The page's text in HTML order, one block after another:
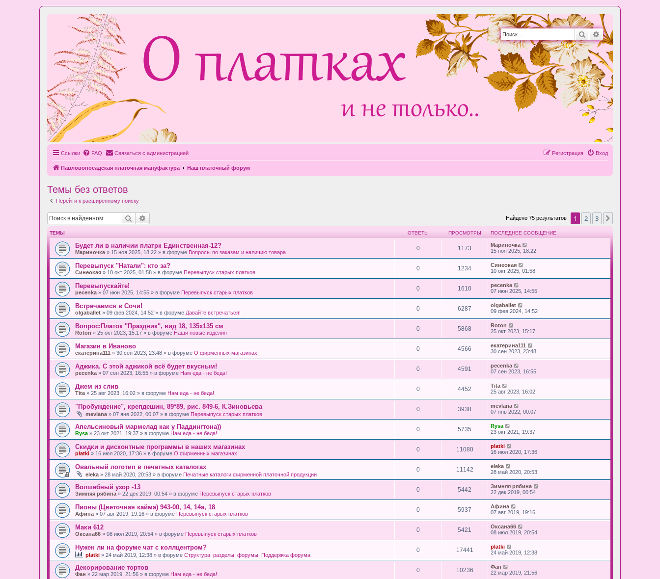
ПоискРасширенный
Ссылки FAQ Связаться с администрацией Вход
Регистрация
Павловопосадская платочная мануфактура Наш платочный форум
Темы без ответов
Перейти к расширенному поиску
Поиск Найдено 75 результатов 1 2 3
ТЕМЫ ОТВЕТЫ ПРОСМОТРЫ ПОСЛЕДНЕЕ СООБЩЕНИЕ
Будет ли в наличии платрк Единственная-12?
Мариночка » 15 ноя 2025, 18:22 » в форуме Вопросы по заказам и наличию товара
0 1173
Мариночка
15 ноя 2025, 18:22
Перевыпуск "Натали": кто за?
Синеокая » 10 окт 2025, 01:58 » в форуме Перевыпуск старых платков
0 1234
Синеокая
10 окт 2025, 01:58
Перевыпускайте!
pecenka » 07 июн 2025, 14:55 » в форуме Перевыпуск старых платков
0 1610
pecenka
07 июн 2025, 14:55
Встречаемся в Сочи!
olgaballet » 09 фев 2024, 14:52 » в форуме Давайте встречаться!
0 6287
olgaballet
09 фев 2024, 14:52
Вопрос:Платок "Праздник", вид 18, 135х135 см
Roton » 25 окт 2023, 15:17 » в форуме Наши новые изделия
0 5868
Roton
25 окт 2023, 15:17
Магазин в Иваново
екатерина111 » 30 сен 2023, 23:48 » в форуме О фирменных магазинах
0 4566
екатерина111
30 сен 2023, 23:48
Аджика. С этой аджикой всё будет вкусным!
pecenka » 07 сен 2023, 16:55 » в форуме Нам еда - не беда!
0 4591
pecenka
07 сен 2023, 16:55
Джем из слив
Tita » 25 авг 2023, 16:02 » в форуме Нам еда - не беда!
0 4452
Tita
25 авг 2023, 16:02
"Пробуждение", крепдешин, 89*89, рис. 849-6, К.Зиновьева
mevlana » 07 янв 2022, 00:07 » в форуме Перевыпуск старых платков
0 3938
mevlana
07 янв 2022, 00:07
Апельсиновый мармелад как у Паддингтона))
Rysa » 23 окт 2021, 19:37 » в форуме Нам еда - не беда!
0 5735
Rysa
23 окт 2021, 19:37
Скидки и дисконтные программы в наших магазинах
platki » 16 июл 2020, 17:36 » в форуме О фирменных магазинах
0 11080
platki
16 июл 2020, 17:36
Овальный логотип в печатных каталогах
eleka » 28 май 2020, 20:53 » в форуме Печатные каталоги фирменной платочной продукции
0 11142
eleka
28 май 2020, 20:53
Волшебный узор -13
Зимняя рябина » 22 дек 2019, 00:54 » в форуме Перевыпуск старых платков
0 5442
Зимняя рябина
22 дек 2019, 00:54
Пионы (Цветочная кайма) 943-00, 14, 14а, 18
Афина » 07 авг 2019, 19:16 » в форуме Перевыпуск старых платков
0 5937
Афина
07 авг 2019, 19:16
Маки 612
Оксана66 » 08 июл 2019, 20:54 » в форуме Перевыпуск старых платков
0 5421
Оксана66
08 июл 2019, 20:54
Нужен ли на форуме чат с коллцентром?
platki » 24 май 2019, 12:38 » в форуме Структура: разделы, форумы. Поддержка форума
0 17441
platki
24 май 2019, 12:38
Декорирование тортов
Фан » 22 мар 2019, 21:56 » в форуме Нам еда - не беда!
0 10236
Фан
22 мар 2019, 21:56